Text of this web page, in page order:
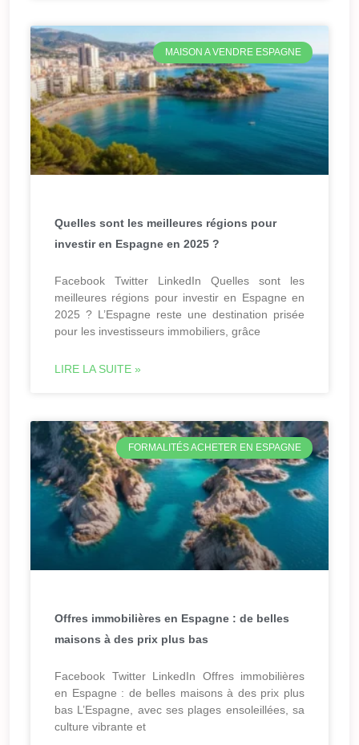
MAISON A VENDRE ESPAGNE
Quelles sont les meilleures régions pour
investir en Espagne en 2025 ?
Facebook Twitter LinkedIn Quelles sont les
meilleures régions pour investir en Espagne en
2025 ? L’Espagne reste une destination prisée
pour les investisseurs immobiliers, grâce
LIRE LA SUITE »
FORMALITÉS ACHETER EN ESPAGNE
Offres immobilières en Espagne : de belles
maisons à des prix plus bas
Facebook Twitter LinkedIn Offres immobilières
en Espagne : de belles maisons à des prix plus
bas L’Espagne, avec ses plages ensoleillées, sa
culture vibrante et